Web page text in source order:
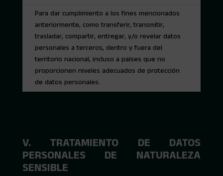
Para dar cumplimiento a los fines mencionados
anteriormente, como transferir, transmitir,
trasladar, compartir, entregar, y/o revelar datos
personales a terceros, dentro y fuera del
territorio nacional, incluso a países que no
proporcionen niveles adecuados de protección
de datos personales.
V. TRATAMIENTO DE DATOS
PERSONALES DE NATURALEZA
SENSIBLE